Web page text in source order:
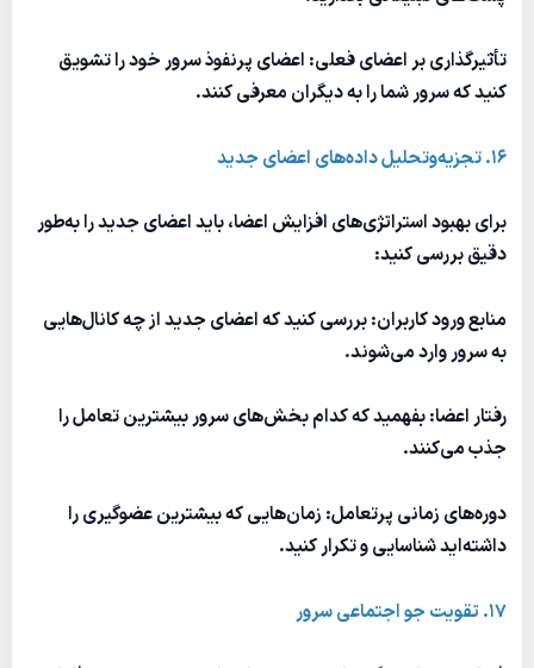
تأثیرگذاری بر اعضای فعلی: اعضای پرنفوذ سرور خود را تشویق
کنید که سرور شما را به دیگران معرفی کنند.
16. تجزیه‌وتحلیل داده‌های اعضای جدید
برای بهبود استراتژی‌های افزایش اعضا، باید اعضای جدید را به‌طور
دقیق بررسی کنید:
منابع ورود کاربران: بررسی کنید که اعضای جدید از چه کانال‌هایی
به سرور وارد می‌شوند.
رفتار اعضا: بفهمید که کدام بخش‌های سرور بیشترین تعامل را
جذب می‌کنند.
دوره‌های زمانی پرتعامل: زمان‌هایی که بیشترین عضوگیری را
داشته‌اید شناسایی و تکرار کنید.
17. تقویت جو اجتماعی سرور